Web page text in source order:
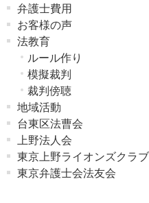
弁護士費用
お客様の声
法教育
ルール作り
模擬裁判
裁判傍聴
地域活動
台東区法曹会
上野法人会
東京上野ライオンズクラブ
東京弁護士会法友会